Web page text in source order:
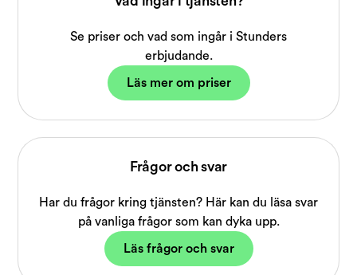
Se priser och vad som ingår i Stunders
erbjudande.
Läs mer om priser
Frågor och svar
Har du frågor kring tjänsten? Här kan du läsa svar
på vanliga frågor som kan dyka upp.
Läs frågor och svar